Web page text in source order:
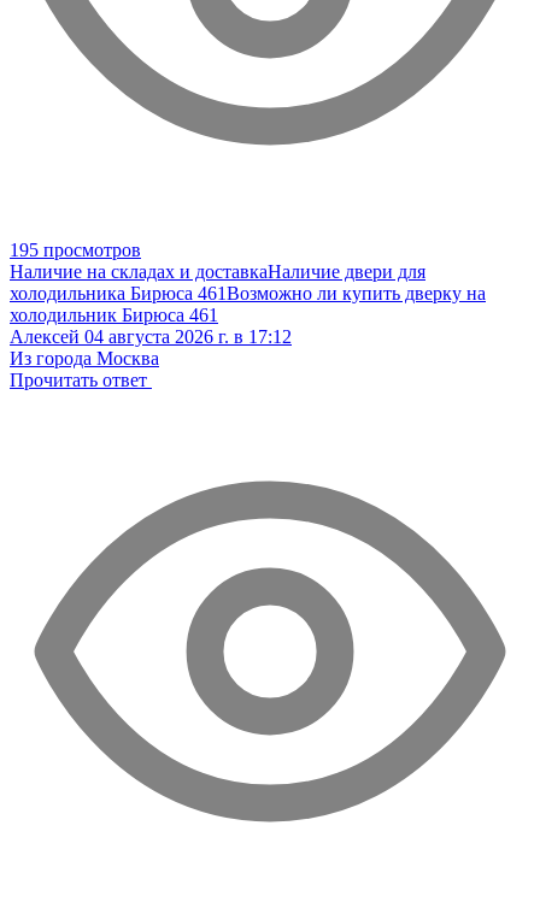
195 просмотров
Наличие на складах и доставкаНаличие двери для
холодильника Бирюса 461Возможно ли купить дверку на
холодильник Бирюса 461
Алексей 04 августа 2026 г. в 17:12
Из города Москва
Прочитать ответ